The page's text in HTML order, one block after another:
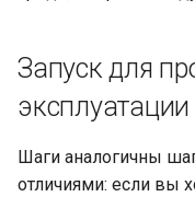
Запуск для
эксплуатации
Шаги аналогичны
отличиями: если вы